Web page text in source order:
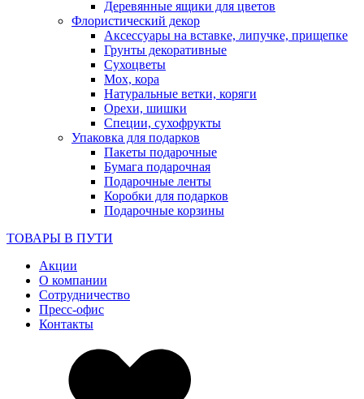
Деревянные ящики для цветов
Флористический декор
Аксессуары на вставке, липучке, прищепке
Грунты декоративные
Сухоцветы
Мох, кора
Натуральные ветки, коряги
Орехи, шишки
Специи, сухофрукты
Упаковка для подарков
Пакеты подарочные
Бумага подарочная
Подарочные ленты
Коробки для подарков
Подарочные корзины
ТОВАРЫ В ПУТИ
Акции
О компании
Сотрудничество
Пресс-офис
Контакты